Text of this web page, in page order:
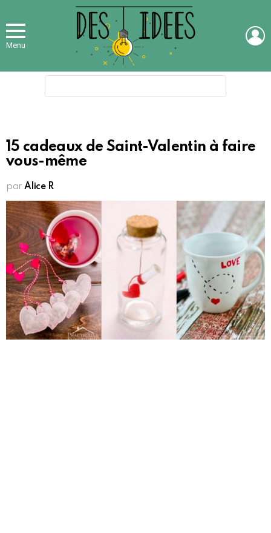
Menu
15 cadeaux de Saint-Valentin à faire
vous-même
par Alice R